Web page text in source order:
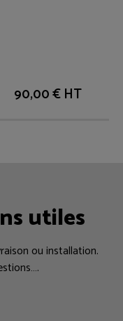
90,00 € HT
utiles
ou installation.